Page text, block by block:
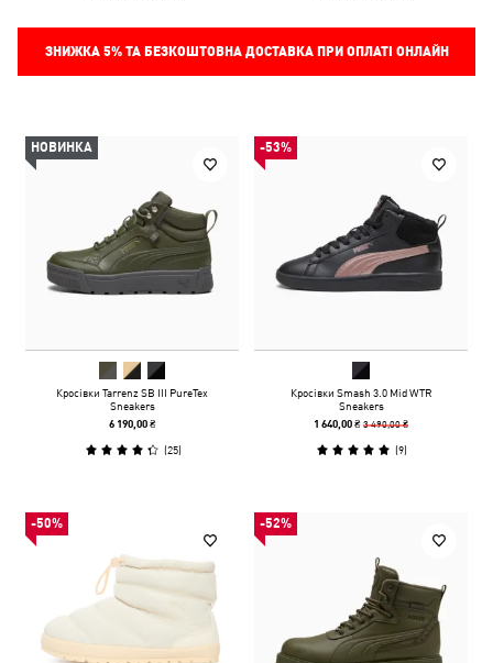
ЗНИЖКА 5%ТА БЕЗКОШТОВНА ДОСТАВКА ПРИ ОПЛАТІ ОНЛАЙН
НОВИНКА
Кросівки Tarrenz SB III PureTex
Sneakers
6 190,00 ₴
(25)
-53%
Кросівки Smash 3.0 Mid WTR
Sneakers
1 640,00 ₴3 490,00 ₴
(9)
-50% -52%